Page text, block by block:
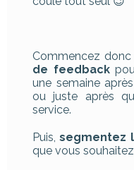
Commencez donc
de feedback
une semaine
ou juste après
service.
Puis,segmentez
que vous